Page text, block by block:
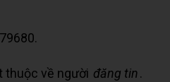
thuộc về người đăng tin.